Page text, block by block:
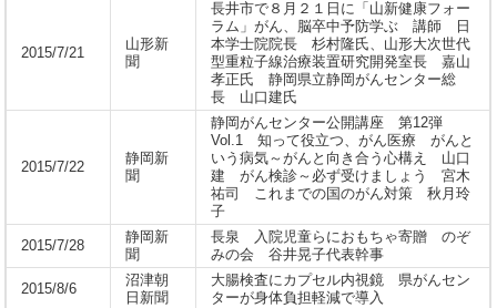
2015/7/21
山形新
聞
長井市で８月２１日に「山新健康フォー
ラム」がん、脳卒中予防学ぶ 講師 日
本学士院院長 杉村隆氏、山形大次世代
型重粒子線治療装置研究開発室長 嘉山
孝正氏 静岡県立静岡がんセンター総
長 山口建氏
2015/7/22
静岡新
聞
静岡がんセンター公開講座 第12弾
Vol.1 知って役立つ、がん医療 がんと
いう病気～がんと向き合う心構え 山口
建 がん検診～必ず受けましょう 宮木
祐司 これまでの国のがん対策 秋月玲
子
2015/7/28
静岡新
聞
長泉 入院児童らにおもちゃ寄贈 のぞ
みの会 谷井晃子代表幹事
2015/8/6
沼津朝
日新聞
大腸検査にカプセル内視鏡 県がんセン
ターが身体負担軽減で導入